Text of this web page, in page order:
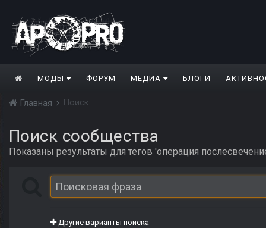
МОДЫ ФОРУМ МЕДИА БЛОГИ
Главная Поиск
Поиск сообщества
Показаны результаты для тегов 'операция
Другие варианты поиска